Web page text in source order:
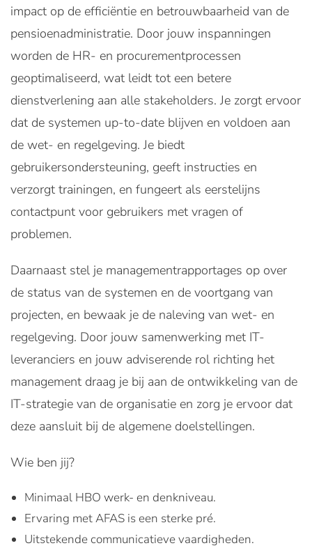
impact op de efficiëntie en betrouwbaarheid van de
pensioenadministratie. Door jouw inspanningen
worden de HR- en procurementprocessen
geoptimaliseerd, wat leidt tot een betere
dienstverlening aan alle stakeholders. Je zorgt ervoor
dat de systemen up-to-date blijven en voldoen aan
de wet- en regelgeving. Je biedt
gebruikersondersteuning, geeft instructies en
verzorgt trainingen, en fungeert als eerstelijns
contactpunt voor gebruikers met vragen of
problemen.
Daarnaast stel je managementrapportages op over
de status van de systemen en de voortgang van
projecten, en bewaak je de naleving van wet- en
regelgeving. Door jouw samenwerking met IT-
leveranciers en jouw adviserende rol richting het
management draag je bij aan de ontwikkeling van de
IT-strategie van de organisatie en zorg je ervoor dat
deze aansluit bij de algemene doelstellingen.
Wie ben jij?
Minimaal HBO werk- en denkniveau.
Ervaring met AFAS is een sterke pré.
Uitstekende communicatieve vaardigheden.